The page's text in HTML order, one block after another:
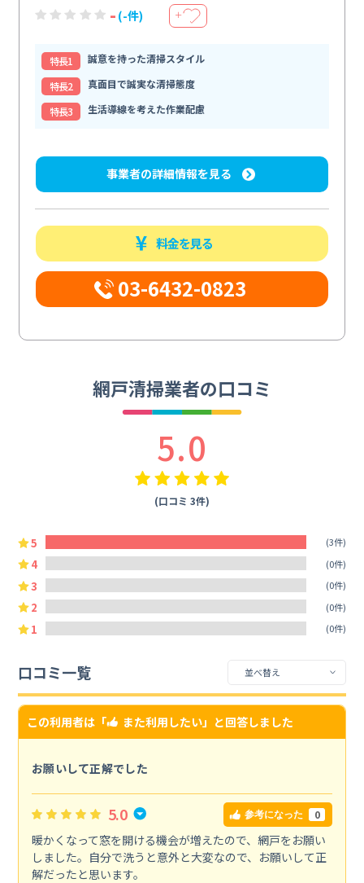
- (-件) ＋
特⻑1
誠意を持った清掃スタイル
特⻑2
真面目で誠実な清掃態度
特⻑3
生活導線を考えた作業配慮
事業者の詳細情報を見る
料金を見る
03-6432-0823
網戸清掃業者の口コミ
5.0
(口コミ 3件)
5 (3件)
4 (0件)
3 (0件)
2 (0件)
1 (0件)
口コミ一覧
この利用者は「 また利用したい」と回答しました
お願いして正解でした
5.0 参考になった 0
暖かくなって窓を開ける機会が増えたので、網戸をお願い
しました。自分で洗うと意外と大変なので、お願いして正
解だったと思います。